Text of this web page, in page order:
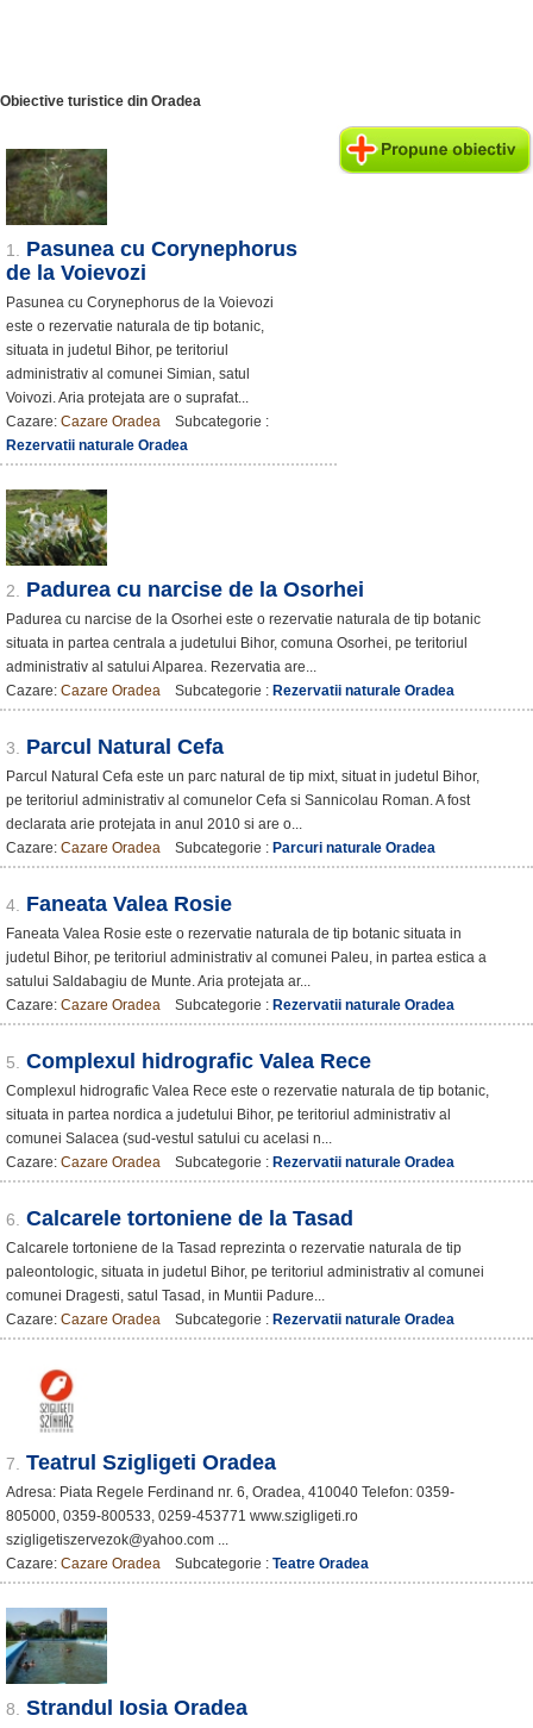
Obiective turistice din Oradea
1.
Pasunea cu Corynephorus
de la Voievozi
Pasunea cu Corynephorus de la Voievozi
este o rezervatie naturala de tip botanic,
situata in judetul Bihor, pe teritoriul
administrativ al comunei Simian, satul
Voivozi. Aria protejata are o suprafat...
Cazare: Cazare Oradea Subcategorie :
Rezervatii naturale Oradea
2. Padurea cu narcise de la Osorhei
Padurea cu narcise de la Osorhei este o rezervatie naturala de tip botanic
situata in partea centrala a judetului Bihor, comuna Osorhei, pe teritoriul
administrativ al satului Alparea. Rezervatia are...
Cazare: Cazare Oradea Subcategorie : Rezervatii naturale Oradea
3. Parcul Natural Cefa
Parcul Natural Cefa este un parc natural de tip mixt, situat in judetul Bihor,
pe teritoriul administrativ al comunelor Cefa si Sannicolau Roman. A fost
declarata arie protejata in anul 2010 si are o...
Cazare: Cazare Oradea Subcategorie : Parcuri naturale Oradea
4. Faneata Valea Rosie
Faneata Valea Rosie este o rezervatie naturala de tip botanic situata in
judetul Bihor, pe teritoriul administrativ al comunei Paleu, in partea estica a
satului Saldabagiu de Munte. Aria protejata ar...
Cazare: Cazare Oradea Subcategorie : Rezervatii naturale Oradea
5. Complexul hidrografic Valea Rece
Complexul hidrografic Valea Rece este o rezervatie naturala de tip botanic,
situata in partea nordica a judetului Bihor, pe teritoriul administrativ al
comunei Salacea (sud-vestul satului cu acelasi n...
Cazare: Cazare Oradea Subcategorie : Rezervatii naturale Oradea
6. Calcarele tortoniene de la Tasad
Calcarele tortoniene de la Tasad reprezinta o rezervatie naturala de tip
paleontologic, situata in judetul Bihor, pe teritoriul administrativ al comunei
comunei Dragesti, satul Tasad, in Muntii Padure...
Cazare: Cazare Oradea Subcategorie : Rezervatii naturale Oradea
7. Teatrul Szigligeti Oradea
Adresa: Piata Regele Ferdinand nr. 6, Oradea, 410040 Telefon: 0359-
805000, 0359-800533, 0259-453771 www.szigligeti.ro
szigligetiszervezok@yahoo.com ...
Cazare: Cazare Oradea Subcategorie : Teatre Oradea
8. Strandul Iosia Oradea